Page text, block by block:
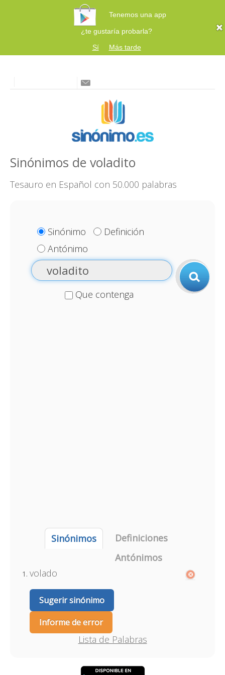
Tenemos una app
¿te gustaría probarla?
Sí
Más tarde
Sinónimos de voladito
Tesauro en Español con 50.000 palabras
Sinónimo
Definición
Antónimo
Que contenga
Sinónimos
Definiciones
Antónimos
volado
Sugerir sinónimo
Informe de error
Lista de Palabras